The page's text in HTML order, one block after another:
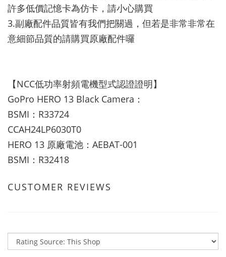
許多低價記憶卡為仿卡，請小心購買
3.副廠配件品質皆有我們把關過，但若是非常非常在
意細節品質的請購買原廠配件囉
【NCC低功率射頻電機型式認證證明】
GoPro HERO 13 Black Camera：
BSMI：R33724
CCAH24LP6030T0
HERO 13 原廠電池：AEBAT-001
BSMI：R32418
CUSTOMER REVIEWS